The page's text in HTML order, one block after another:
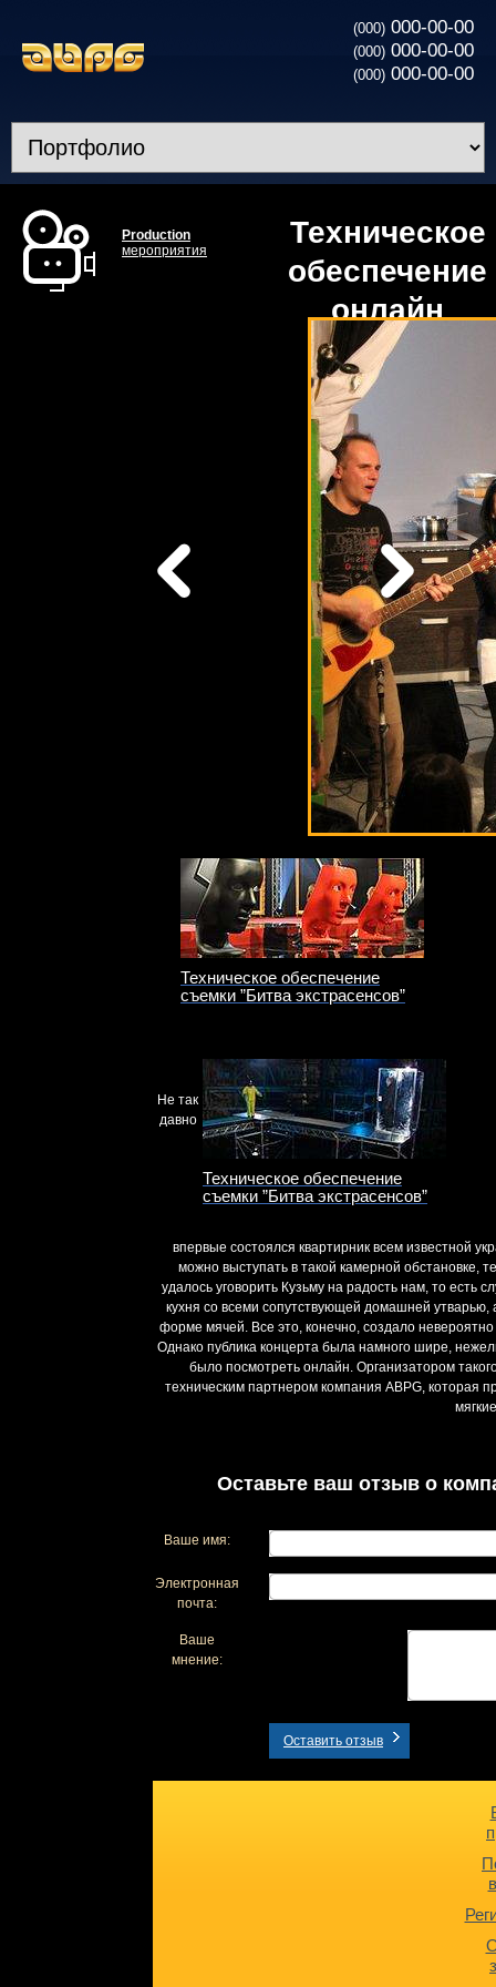
(000) 000-00-00
(000) 000-00-00
(000) 000-00-00
Production
мероприятия
Техническое
обеспечение
онлайн
трансляции
”Квартирник
Скрябина”
Техническое обеспечение
съемки ”Битва экстрасенсов”
Техническое обеспечение
съемки ”Битва экстрасенсов”
Не так
давно
впервые состоялся квартирник всем известной
можно выступать в такой камерной обстановке,
удалось уговорить Кузьму на радость нам, то
кухня со всеми сопутствующей домашней
форме мячей. Все это, конечно, создало
Однако публика концерта была намного шире,
было посмотреть онлайн. Организатором
техническим партнером компания ABPG, которая
Оставьте ваш отзыв о
Ваше имя:
Электронная
почта:
Ваше
мнение:
Оставить отзыв